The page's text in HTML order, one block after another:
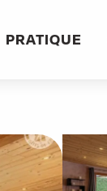
PRATIQUE